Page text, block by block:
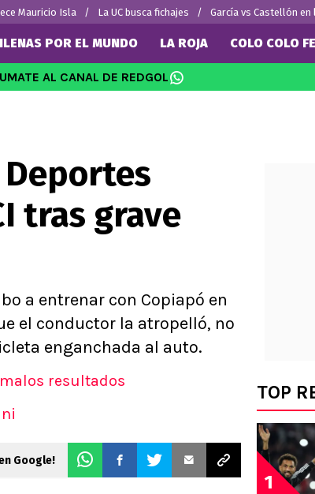
Mauricio Isla La UC busca fichajes García vs Castellón en
Fútbol Argentino
Fútbol Brasileño
POR EL MUNDO LA ROJA COLO COLO
AL CANAL DE REDGOL
tras grave
a entrenar con Copiapó en
el conductor la atropelló, no
enganchada al auto.
resultados
Google!
TOP
1